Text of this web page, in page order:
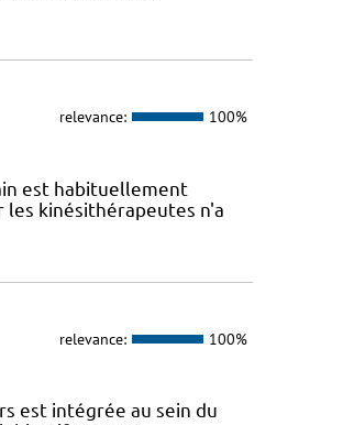
relevance: 100%
est habituellement
les kinésithérapeutes n'a
relevance: 100%
est intégrée au sein du